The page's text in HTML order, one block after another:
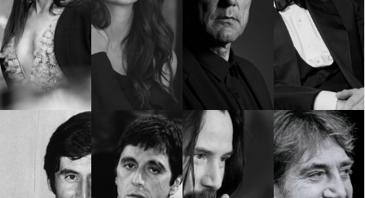
Ако нашият сайт ви харесва, можете да се абонирате за
седмичния ни нюзлетър тук:
© 2026, HighViewArt | Всички права запазени